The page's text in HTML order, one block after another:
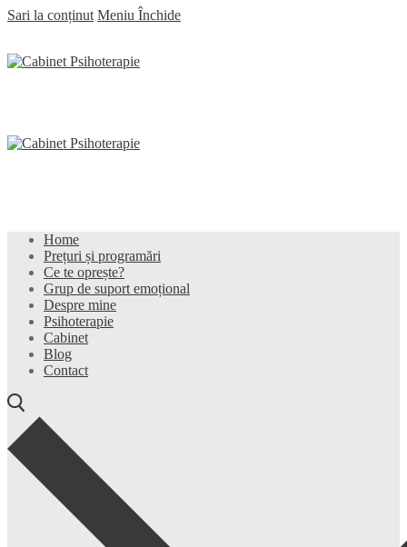
Sari la conținut Meniu Închide
Home
Prețuri și programări
Ce te oprește?
Grup de suport emoțional
Despre mine
Psihoterapie
Cabinet
Blog
Contact